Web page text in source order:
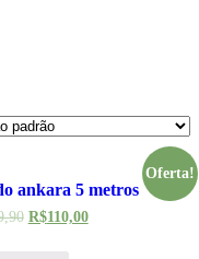
Oferta!
ankara 5 metros
R$110,00